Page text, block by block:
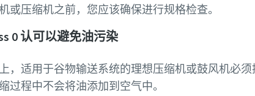
或压缩机之前，您应该确保进行规格检查。
0 认可以避免油污染
，适用于谷物输送系统的理想压缩机或鼓风机必须
过程中不会将油添加到空气中。